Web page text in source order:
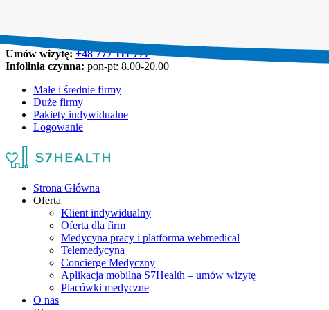
Umów wizytę:+48 777 111 777
Infolinia czynna: pon-pt: 8.00-20.00
Małe i średnie firmy
Duże firmy
Pakiety indywidualne
Logowanie
Strona Główna
Oferta
Klient indywidualny
Oferta dla firm
Medycyna pracy i platforma webmedical
Telemedycyna
Concierge Medyczny
Aplikacja mobilna S7Health – umów wizytę
Placówki medyczne
O nas